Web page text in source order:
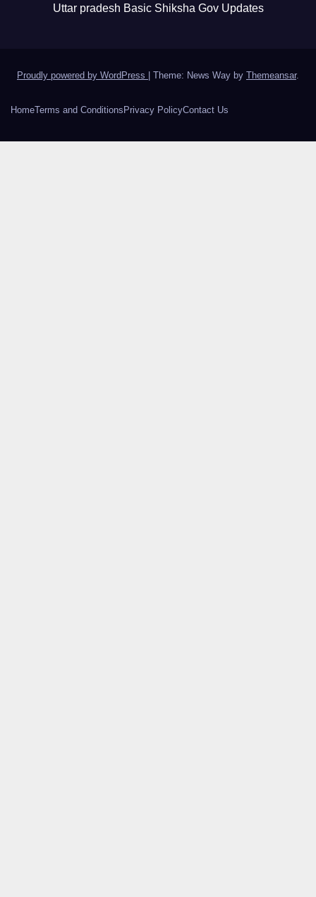
Uttar pradesh Basic Shiksha Gov Updates
Proudly powered by WordPress Theme: News Way by Themeansar.
HomeTerms and ConditionsPrivacy PolicyContact Us